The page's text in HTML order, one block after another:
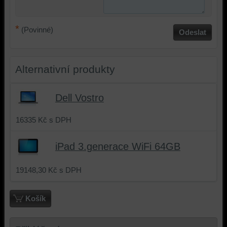
* (Povinné) Odeslat
Alternativní produkty
Dell Vostro
16335 Kč s DPH
iPad 3.generace WiFi 64GB
19148,30 Kč s DPH
Košík
vaši
dosáhnout
základní
platformy,
z
a
zabezpečení.
funkce,
váš
zážitek
prohlížení,
některé
preference
bez
účtu
bez
přihlášení,